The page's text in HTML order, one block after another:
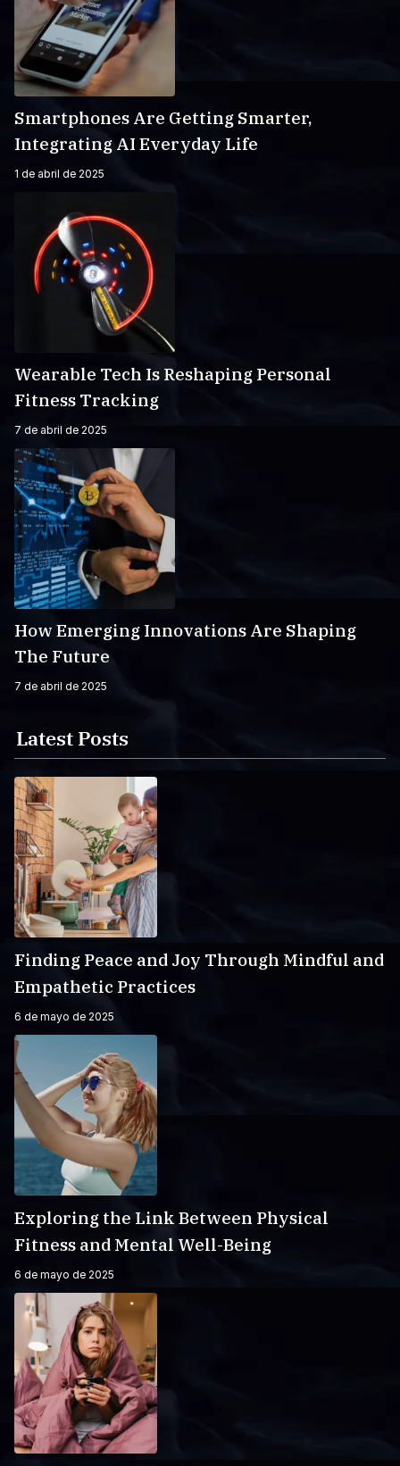
Smartphones Are Getting Smarter,
Integrating AI Everyday Life
1 de abril de 2025
Wearable Tech Is Reshaping Personal
Fitness Tracking
7 de abril de 2025
How Emerging Innovations Are Shaping
The Future
7 de abril de 2025
Latest Posts
Finding Peace and Joy Through Mindful and
Empathetic Practices
6 de mayo de 2025
Exploring the Link Between Physical
Fitness and Mental Well-Being
6 de mayo de 2025